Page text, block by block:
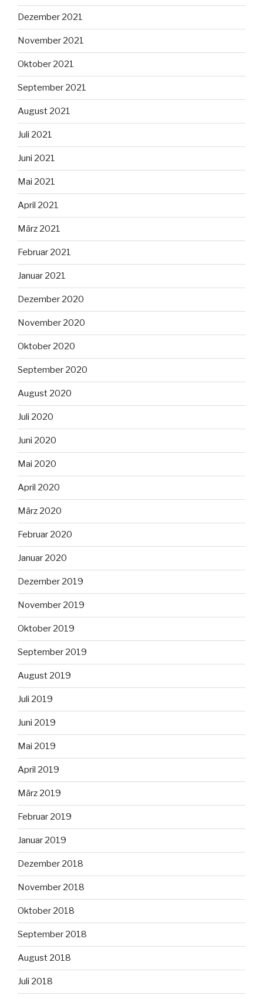
Dezember 2021
November 2021
Oktober 2021
September 2021
August 2021
Juli 2021
Juni 2021
Mai 2021
April 2021
März 2021
Februar 2021
Januar 2021
Dezember 2020
November 2020
Oktober 2020
September 2020
August 2020
Juli 2020
Juni 2020
Mai 2020
April 2020
März 2020
Februar 2020
Januar 2020
Dezember 2019
November 2019
Oktober 2019
September 2019
August 2019
Juli 2019
Juni 2019
Mai 2019
April 2019
März 2019
Februar 2019
Januar 2019
Dezember 2018
November 2018
Oktober 2018
September 2018
August 2018
Juli 2018